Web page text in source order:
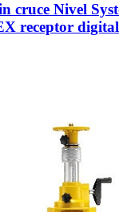
cruce Nivel
receptor